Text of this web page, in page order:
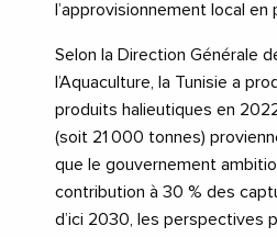
l’approvisionnement local
Selon la Direction Générale
l’Aquaculture, la Tunisie a
produits halieutiques en
(soit 21 000 tonnes)
que le gouvernement
contribution à 30 % des
d’ici 2030, les perspectives